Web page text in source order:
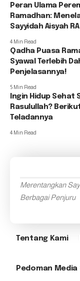
Peran Ulama
Ramadhan:
Sayyidah Aisyah RA
4 Min Read
Qadha Puasa
Syawal Terlebih
Penjelasannya!
5 Min Read
Ingin Hidup Sehat
Rasulullah?
Teladannya
4 Min Read
Merentangkan
Berbagai Penjuru
Tentang Kami
Pedoman Media